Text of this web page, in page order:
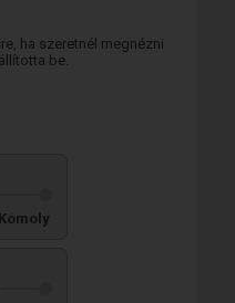
ha szeretnél megnézni
be.
Komoly